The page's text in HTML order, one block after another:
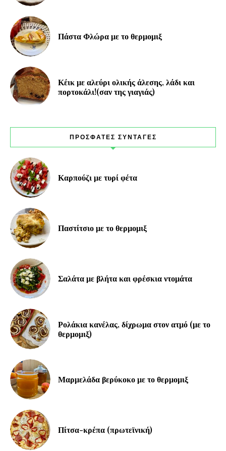
Πάστα Φλώρα με το θερμομιξ
Κέικ με αλεύρι ολικής άλεσης, λάδι και
πορτοκάλι!(σαν της γιαγιάς)
ΠΡΟΣΦΑΤΕΣ ΣΥΝΤΑΓΕΣ
Καρπούζι με τυρί φέτα
Παστίτσιο με το θερμομιξ
Σαλάτα με βλήτα και φρέσκια ντομάτα
Ρολάκια κανέλας, δίχρωμα στον ατμό (με το
θερμομιξ)
Μαρμελάδα βερύκοκο με το θερμομιξ
Πίτσα-κρέπα (πρωτεϊνική)